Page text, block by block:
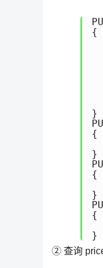
{
}
{
}
{
}
{
}
② 查询